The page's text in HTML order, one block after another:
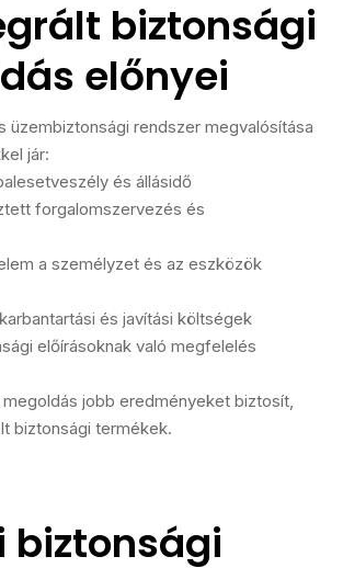
biztonsági
előnyei
üzembiztonsági rendszer megvalósítása
jár:
és állásidő
forgalomszervezés és
a személyzet és az eszközök
és javítási költségek
előírásoknak való megfelelés
jobb eredményeket biztosít,
biztonsági termékek.
biztonsági